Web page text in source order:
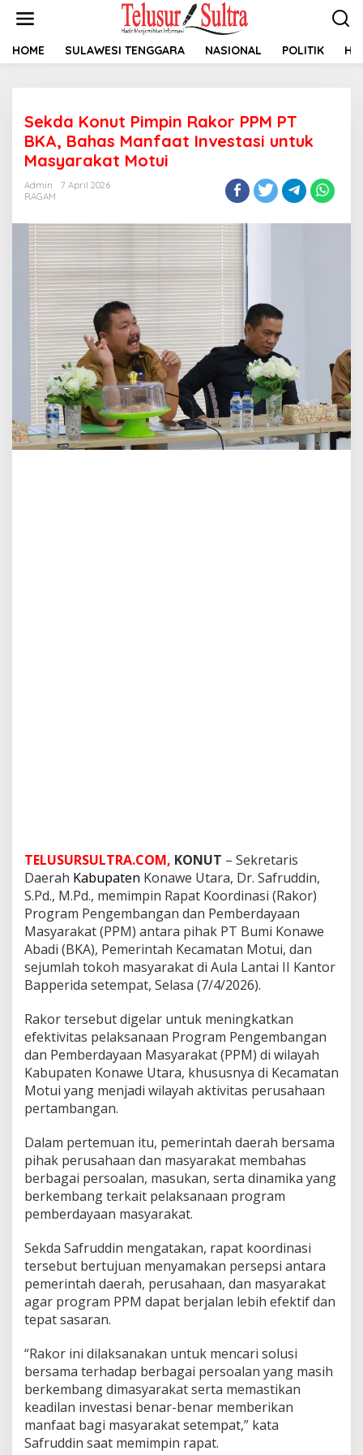
t
HOME SULAWESI TENGGARA NASIONAL POLITIK
Sekda Konut Pimpin Rakor PPM PT
BKA, Bahas Manfaat Investasi untuk
Masyarakat Motui
Admin
7 April 2026
RAGAM
TELUSURSULTRA.COM, KONUT – Sekretaris
Daerah Kabupaten Konawe Utara, Dr. Safruddin,
S.Pd., M.Pd., memimpin Rapat Koordinasi (Rakor)
Program Pengembangan dan Pemberdayaan
Masyarakat (PPM) antara pihak PT Bumi Konawe
Abadi (BKA), Pemerintah Kecamatan Motui, dan
sejumlah tokoh masyarakat di Aula Lantai II Kantor
Bapperida setempat, Selasa (7/4/2026).
Rakor tersebut digelar untuk meningkatkan
efektivitas pelaksanaan Program Pengembangan
dan Pemberdayaan Masyarakat (PPM) di wilayah
Kabupaten Konawe Utara, khususnya di Kecamatan
Motui yang menjadi wilayah aktivitas perusahaan
pertambangan.
Dalam pertemuan itu, pemerintah daerah bersama
pihak perusahaan dan masyarakat membahas
berbagai persoalan, masukan, serta dinamika yang
berkembang terkait pelaksanaan program
pemberdayaan masyarakat.
Sekda Safruddin mengatakan, rapat koordinasi
tersebut bertujuan menyamakan persepsi antara
pemerintah daerah, perusahaan, dan masyarakat
agar program PPM dapat berjalan lebih efektif dan
tepat sasaran.
“Rakor ini dilaksanakan untuk mencari solusi
bersama terhadap berbagai persoalan yang masih
berkembang dimasyarakat serta memastikan
keadilan investasi benar-benar memberikan
manfaat bagi masyarakat setempat,” kata
Safruddin saat memimpin rapat.